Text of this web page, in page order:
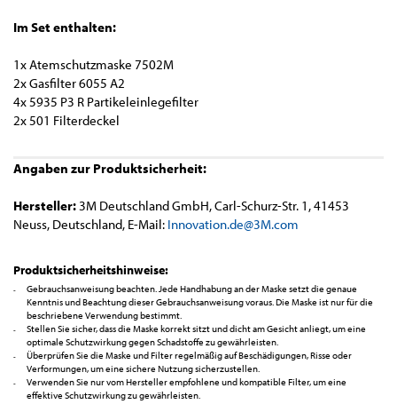
Im Set enthalten:
1x Atemschutzmaske 7502M
​2x Gasfilter 6055 A2
4x 5935 P3 R Partikeleinlegefilter
2x 501 Filterdeckel
Angaben zur Produktsicherheit:
Hersteller:3M Deutschland GmbH, Carl-Schurz-Str. 1, 41453
Neuss, Deutschland, E-Mail: Innovation.de@3M.com
Produktsicherheitshinweise:
Gebrauchsanweisung beachten. Jede Handhabung an der Maske setzt die genaue
Kenntnis und Beachtung dieser Gebrauchsanweisung voraus. Die Maske ist nur für die
beschriebene Verwendung bestimmt.
Stellen Sie sicher, dass die Maske korrekt sitzt und dicht am Gesicht anliegt, um eine
optimale Schutzwirkung gegen Schadstoffe zu gewährleisten.
Überprüfen Sie die Maske und Filter regelmäßig auf Beschädigungen, Risse oder
Verformungen, um eine sichere Nutzung sicherzustellen.
Verwenden Sie nur vom Hersteller empfohlene und kompatible Filter, um eine
effektive Schutzwirkung zu gewährleisten.